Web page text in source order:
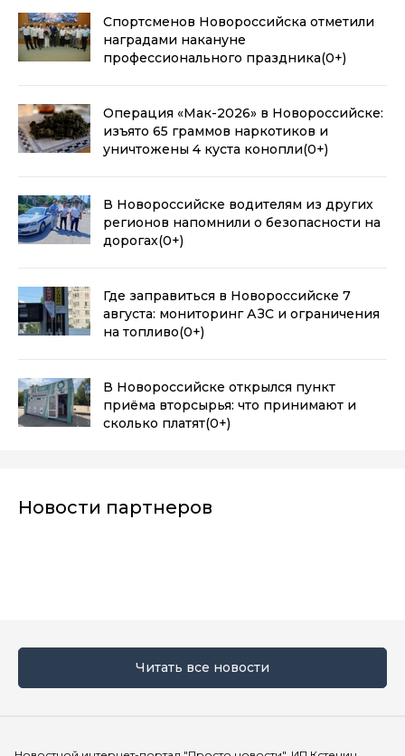
Спортсменов Новороссийска отметили
наградами накануне
профессионального праздника(0+)
Операция «Мак-2026» в Новороссийске:
изъято 65 граммов наркотиков и
уничтожены 4 куста конопли(0+)
В Новороссийске водителям из других
регионов напомнили о безопасности на
дорогах(0+)
Где заправиться в Новороссийске 7
августа: мониторинг АЗС и ограничения
на топливо(0+)
В Новороссийске открылся пункт
приёма вторсырья: что принимают и
сколько платят(0+)
Новости партнеров
Читать все новости